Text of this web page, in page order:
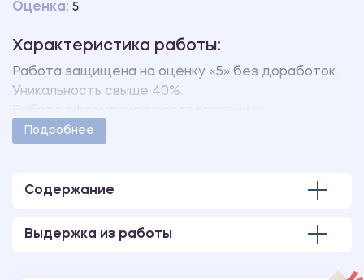
Оценка: 5
Характеристика работы:
Работа защищена на оценку «5» без доработок.
Уникальность свыше 40%.
методическими указаниями учебного заведения.
Подробнее
Содержание
Выдержка из работы